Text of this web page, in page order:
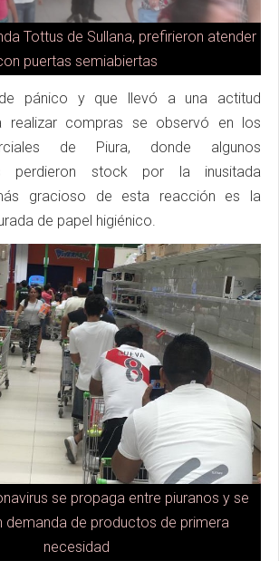
Tottus de Sullana, prefirieron atender
puertas semiabiertas
pánico y que llevó a una actitud
realizar compras se observó en los
de Piura, donde algunos
perdieron stock por la inusitada
gracioso de esta reacción es la
de papel higiénico.
se propaga entre piuranos y se
demanda de productos de primera
necesidad